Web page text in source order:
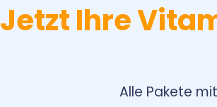
Jetzt Ihre
Alle Pakete